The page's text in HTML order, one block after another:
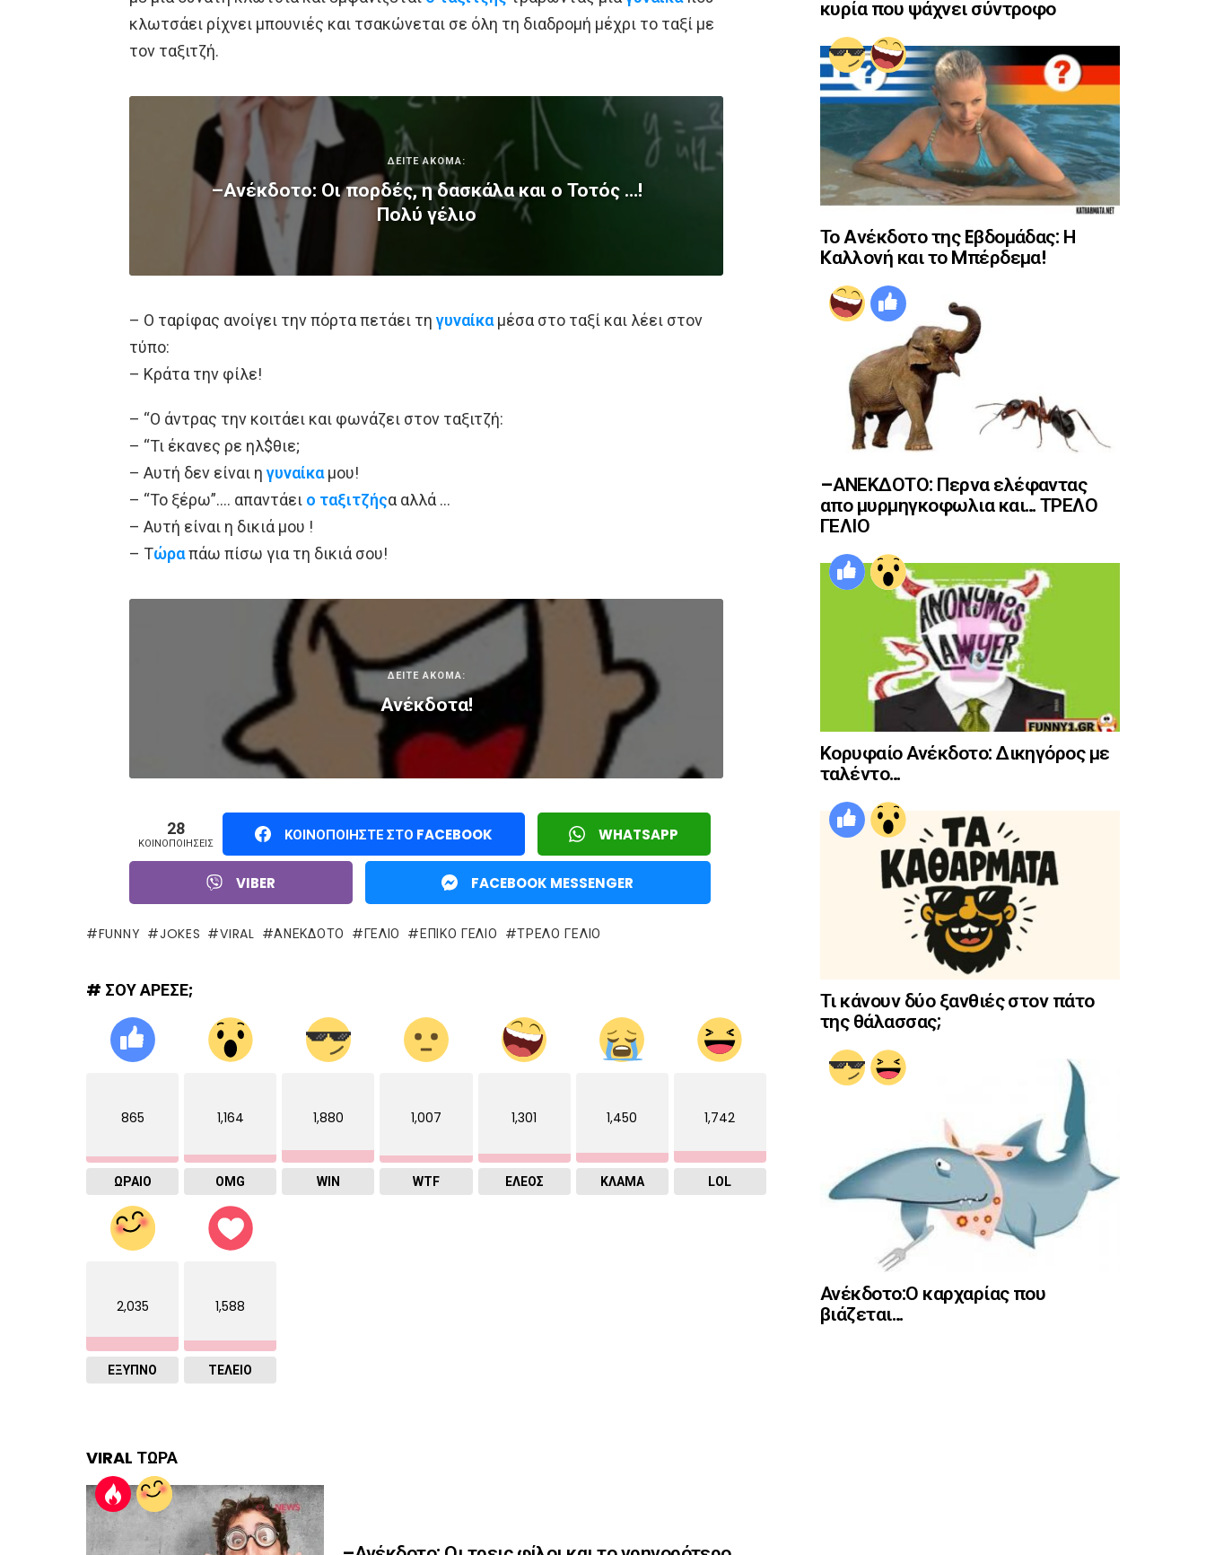
κλωτσάει ρίχνει μπουνιές και τσακώνεται σε όλη τη διαδρομή μέχρι το ταξί με
τον ταξιτζή.
ΔΕΙΤΕ ΑΚΟΜΑ:
–Ανέκδοτο: Οι πορδές, η δασκάλα και ο Τοτός …!
Πολύ γέλιο
– Ο ταρίφας ανοίγει την πόρτα πετάει τη γυναίκαμέσα στο ταξί και λέει στον
τύπο:
– Κράτα την φίλε!
– “Ο άντρας την κοιτάει και φωνάζει στον ταξιτζή:
– “Τι έκανες ρε ηλ$θιε;
– Αυτή δεν είναι η γυναίκαμου!
– “Το ξέρω”…. απαντάει ο ταξιτζήςα αλλά …
– Αυτή είναι η δικιά μου !
– Τώραπάω πίσω για τη δικιά σου!
ΔΕΙΤΕ ΑΚΟΜΑ:
Ανέκδοτα!
28
ΚΟΙΝΟΠΟΙΉΣΕΙΣ ΚΟΙΝΟΠΟΙΉΣΤΕ ΣΤΟ FACEBOOK WHATSAPP
VIBER FACEBOOK MESSENGER
FUNNY JOKES VIRAL ΑΝΕΚΔΟΤΟ ΓΈΛΙΟ ΕΠΙΚΌ ΓΈΛΙΟ ΤΡΕΛΌ ΓΈΛΙΟ
# ΣΟΥ ΑΡΕΣΕ;
865
ΩΡΑΙΟ
1,164
OMG
1,880
WIN
1,007
WTF
1,301
ΕΛΕΟΣ
1,450
ΚΛΑΜΑ
1,742
LOL
2,035
ΈΞΥΠΝΟ
1,588
ΤΕΛΕΙΟ
VIRAL ΤΩΡΑ
κυρία που ψάχνει σύντροφο
Το Aνέκδοτο της Eβδομάδας: Η
Kαλλονή και το Mπέρδεμα!
–ΑΝΕΚΔΟΤΟ: Περνα ελέφαντας
απο μυρμηγκοφωλια και… ΤΡΕΛΟ
ΓΕΛΙΟ
Κορυφαίο Ανέκδοτο: Δικηγόρος με
ταλέντο…
Τι κάνουν δύο ξανθιές στον πάτο
της θάλασσας;
Ανέκδοτο:Ο καρχαρίας που
βιάζεται…